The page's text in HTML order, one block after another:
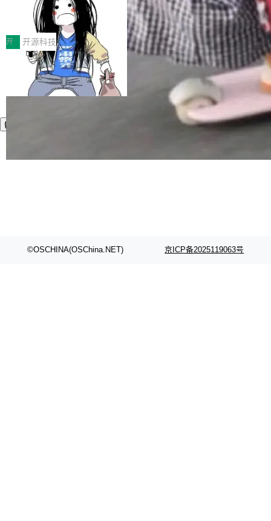
理两个方面，让用户的每一份算力都看得清、管
得住、用得稳、省得下、更安全！ 一、从现在开
始，Token使用一目...
作者）、Quoc Le（Google 大脑核心成员，Se
q2Seq 和 DocAI 的共同发明人）以及 Oriol Vin
yals（Gemini 联合负责人，AlphaSta...
耳科技研发的企业级终端编码智能体——一位全
中文驱动的数字员工，自主理解需求、规划步
骤、编写代码。不挑模型、不挑平台，curl 一行
装完即用。 开源地址：Gitee · GitCode · GitHu
b 安装 支持 Java 8+（8~26）、macOS / Linu
x / Windows / Harmony PC。 # macOS / Linu
x / Harmony PC curl -fsSL https://solon.noea
让“代码语义理解”深度释放AI Coding
价值潜能：华为云码道（CodeArts）
代码仓技术解析
一、代码仓深度理解技术的作用与价值 在软件工
程实践中，代码仓是企业核心知识资产的主要载
体。企业级代码仓库通常包含数十万乃至数百万
个文件，其规模远超单次模型调用可承载的上下
文窗口。随着项目规模的持续扩张与代码历史的
不断累积，代码仓中的模块关系、接口契约、业
务逻辑等关键信息往往分散于数十乃至数百个文
件之中，形成高度复杂的知识关联网络。传统的
开 开源科技
©OSCHINA(OSChina.NET) 京ICP备2025119063号